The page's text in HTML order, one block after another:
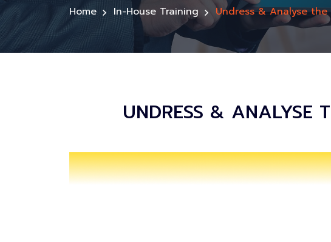
Home In-House Training Undress & Analyse
UNDRESS & ANALYSE